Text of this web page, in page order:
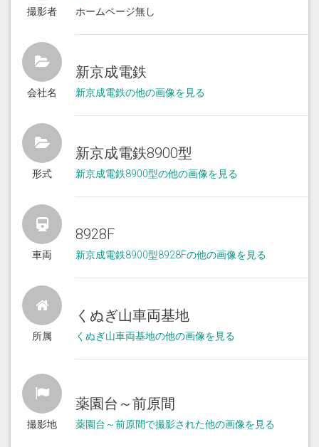
撮影者 ホームページ無し
会社名
新京成電鉄
新京成電鉄の他の画像を見る
形式
新京成電鉄8900型
新京成電鉄8900型の他の画像を見る
車両
8928F
新京成電鉄8900型8928Fの他の画像を見る
所属
くぬぎ山車両基地
くぬぎ山車両基地の他の画像を見る
撮影地
薬園台～前原間
薬園台～前原間で撮影された他の画像を見る